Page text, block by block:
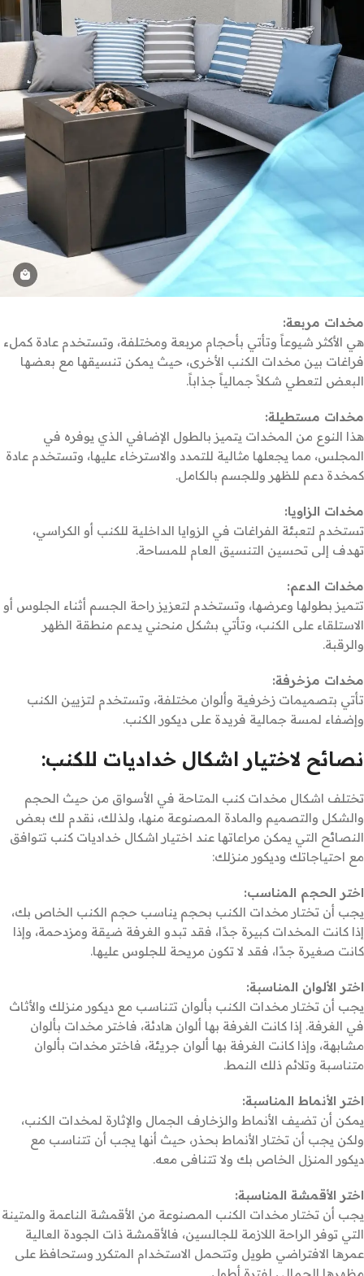
مخدات مربعة:
هي الأكثر شيوعاً وتأتي بأحجام مربعة ومختلفة، وتستخدم عادة كملء
فراغات بين مخدات الكنب الأخرى، حيث يمكن تنسيقها مع بعضها
البعض لتعطي شكلاً جمالياً جذاباً.
مخدات مستطيلة:
هذا النوع من المخدات يتميز بالطول الإضافي الذي يوفره في
المجلس، مما يجعلها مثالية للتمدد والاسترخاء عليها، وتستخدم عادة
كمخدة دعم للظهر وللجسم بالكامل.
مخدات الزاويا:
تستخدم لتعبئة الفراغات في الزوايا الداخلية للكنب أو الكراسي،
تهدف إلى تحسين التنسيق العام للمساحة.
مخدات الدعم:
تتميز بطولها وعرضها، وتستخدم لتعزيز راحة الجسم أثناء الجلوس أو
الاستلقاء على الكنب، وتأتي بشكل منحني يدعم منطقة الظهر
والرقبة.
مخدات مزخرفة:
تأتي بتصميمات زخرفية وألوان مختلفة، وتستخدم لتزيين الكنب
وإضفاء لمسة جمالية فريدة على ديكور الكنب.
نصائح لاختيار اشكال خداديات للكنب:
تختلف اشكال مخدات كنب المتاحة في الأسواق من حيث الحجم
والشكل والتصميم والمادة المصنوعة منها، ولذلك، نقدم لك بعض
النصائح التي يمكن مراعاتها عند اختيار اشكال خداديات كنب تتوافق
مع احتياجاتك وديكور منزلك:
اختر الحجم المناسب:
يجب أن تختار مخدات الكنب بحجم يناسب حجم الكنب الخاص بك،
إذا كانت المخدات كبيرة جدًا، فقد تبدو الغرفة ضيقة ومزدحمة، وإذا
كانت صغيرة جدًا، فقد لا تكون مريحة للجلوس عليها.
اختر الألوان المناسبة:
يجب أن تختار مخدات الكنب بألوان تتناسب مع ديكور منزلك والأثاث
في الغرفة. إذا كانت الغرفة بها ألوان هادئة، فاختر مخدات بألوان
مشابهة، وإذا كانت الغرفة بها ألوان جريئة، فاختر مخدات بألوان
متناسبة وتلائم ذلك النمط.
اختر الأنماط المناسبة:
يمكن أن تضيف الأنماط والزخارف الجمال والإثارة لمخدات الكنب،
ولكن يجب أن تختار الأنماط بحذر، حيث أنها يجب أن تتناسب مع
ديكور المنزل الخاص بك ولا تتنافى معه.
اختر الأقمشة المناسبة:
يجب أن تختار مخدات الكنب المصنوعة من الأقمشة الناعمة والمتينة
التي توفر الراحة اللازمة للجالسين، فالأقمشة ذات الجودة العالية
عمرها الافتراضي طويل وتتحمل الاستخدام المتكرر وستحافظ على